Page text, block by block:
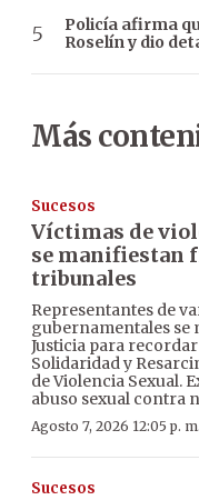
Policía afirma
Roselín y dio
Más
Sucesos
Víctimas de
se manifiestan
tribunales
Representantes de
gubernamentales se
Justicia para
Solidaridad y
de Violencia Sexual.
abuso sexual contra
Agosto 7, 2026 12:05 p. m.
Sucesos